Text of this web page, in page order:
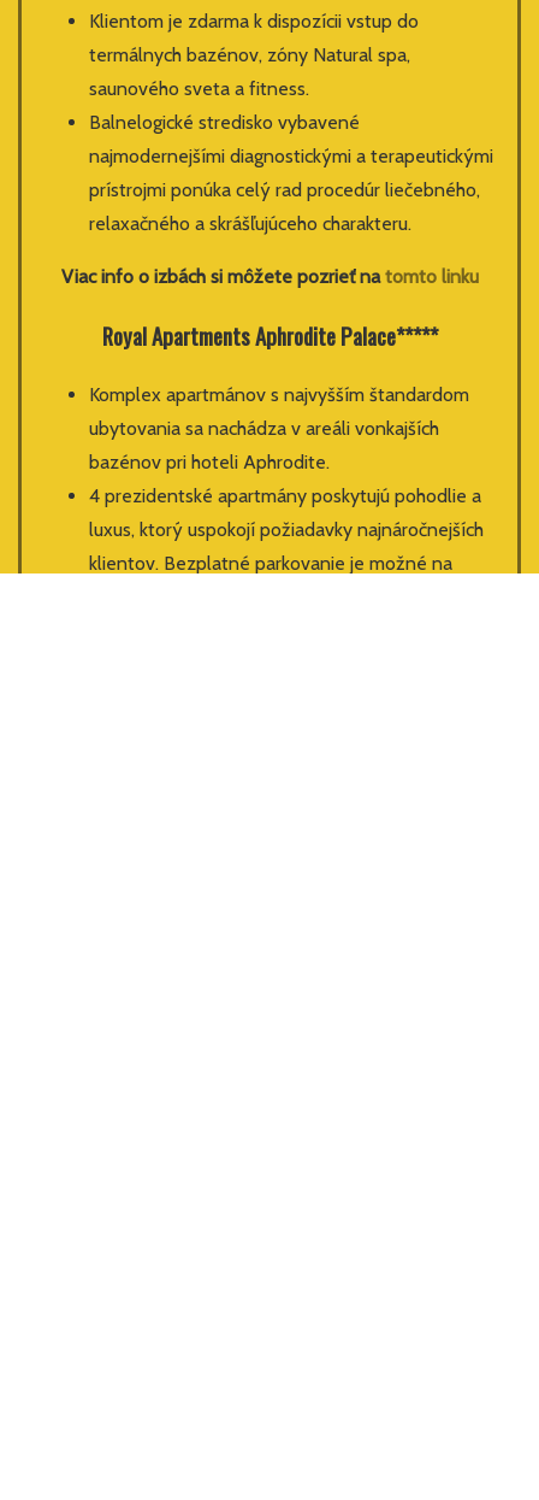
Klientom je zdarma k dispozícii vstup do
termálnych bazénov, zóny Natural spa,
saunového sveta a fitness.
Balnelogické stredisko vybavené
najmodernejšími diagnostickými a terapeutickými
prístrojmi ponúka celý rad procedúr liečebného,
relaxačného a skrášľujúceho charakteru.
Viac info o izbách si môžete pozrieť natomto linku
Royal Apartments Aphrodite Palace*****
Komplex apartmánov s najvyšším štandardom
ubytovania sa nachádza v areáli vonkajších
bazénov pri hoteli Aphrodite.
4 prezidentské apartmány poskytujú pohodlie a
luxus, ktorý uspokojí požiadavky najnáročnejších
klientov. Bezplatné parkovanie je možné na